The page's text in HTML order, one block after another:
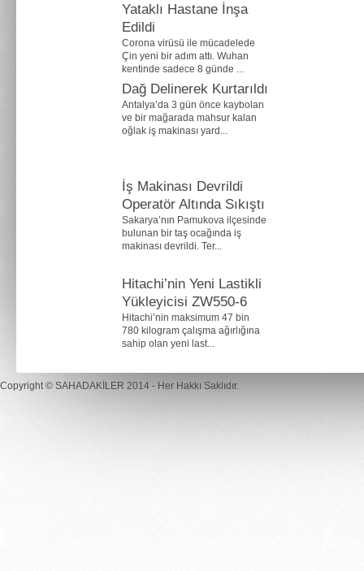
Yataklı Hastane İnşa
Edildi
Corona virüsü ile mücadelede
Çin yeni bir adım attı. Wuhan
kentinde sadece 8 günde ...
Dağ Delinerek Kurtarıldı
Antalya’da 3 gün önce kaybolan
ve bir mağarada mahsur kalan
oğlak iş makinası yard...
İş Makinası Devrildi
Operatör Altında Sıkıştı
Sakarya’nın Pamukova ilçesinde
bulunan bir taş ocağında iş
makinası devrildi. Ter...
Hitachi’nin Yeni Lastikli
Yükleyicisi ZW550-6
Hitachi’nin maksimum 47 bin
780 kilogram çalışma ağırlığına
sahip olan yeni last...
Copyright © SAHADAKİLER 2014 - Her Hakkı Saklıdır.